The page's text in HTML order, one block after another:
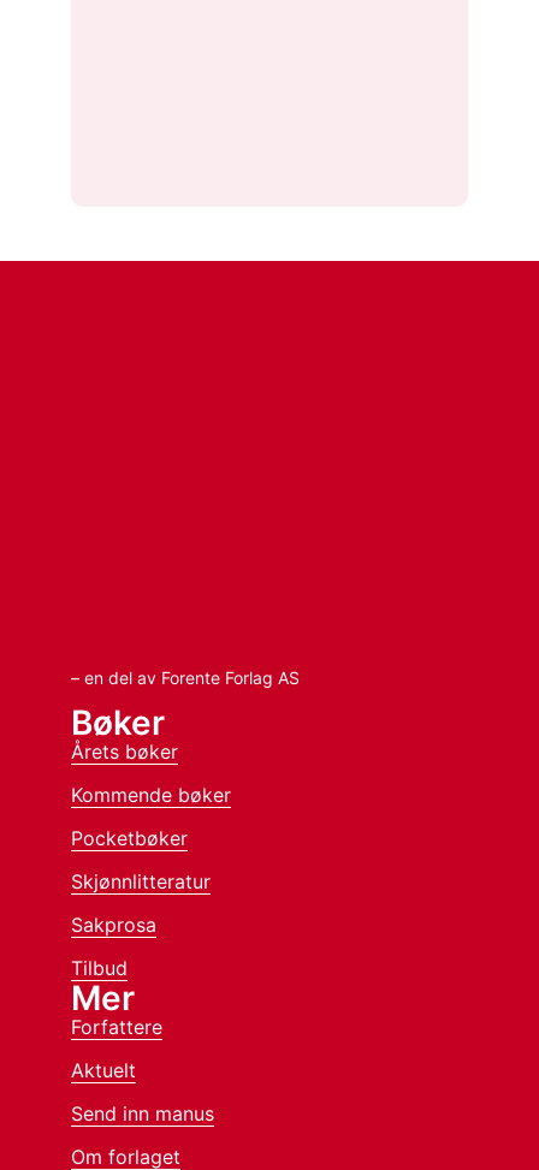
– en del av Forente Forlag AS
Bøker
Årets bøker
Kommende bøker
Pocketbøker
Skjønnlitteratur
Sakprosa
Tilbud
Mer
Forfattere
Aktuelt
Send inn manus
Om forlaget